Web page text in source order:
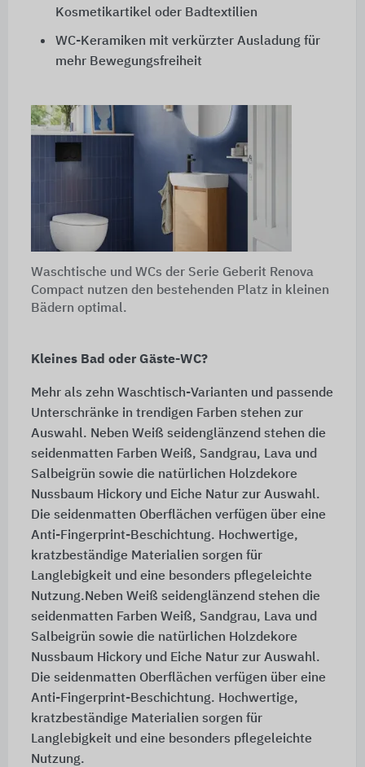
Kosmetikartikel oder Badtextilien
WC-Keramiken mit verkürzter Ausladung für
mehr Bewegungsfreiheit
Waschtische und WCs der Serie Geberit Renova
Compact nutzen den bestehenden Platz in kleinen
Bädern optimal.
Kleines Bad oder Gäste-WC?
Mehr als zehn Waschtisch-Varianten und passende
Unterschränke in trendigen Farben stehen zur
Auswahl. Neben Weiß seidenglänzend stehen die
seidenmatten Farben Weiß, Sandgrau, Lava und
Salbeigrün sowie die natürlichen Holzdekore
Nussbaum Hickory und Eiche Natur zur Auswahl.
Die seidenmatten Oberflächen verfügen über eine
Anti-Fingerprint-Beschichtung. Hochwertige,
kratzbeständige Materialien sorgen für
Langlebigkeit und eine besonders pflegeleichte
Nutzung.Neben Weiß seidenglänzend stehen die
seidenmatten Farben Weiß, Sandgrau, Lava und
Salbeigrün sowie die natürlichen Holzdekore
Nussbaum Hickory und Eiche Natur zur Auswahl.
Die seidenmatten Oberflächen verfügen über eine
Anti-Fingerprint-Beschichtung. Hochwertige,
kratzbeständige Materialien sorgen für
Langlebigkeit und eine besonders pflegeleichte
Nutzung.